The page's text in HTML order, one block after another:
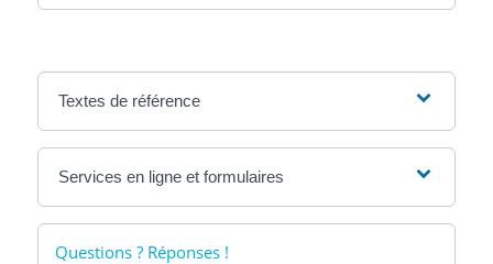
Textes de référence
Services en ligne et formulaires
Questions ? Réponses !